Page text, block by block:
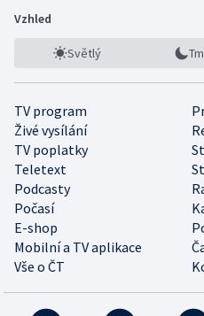
Vzhled
Světlý
TV program
Živé vysílání
TV poplatky
Teletext
Podcasty
Počasí
E-shop
Mobilní a TV aplikace
Vše o ČT